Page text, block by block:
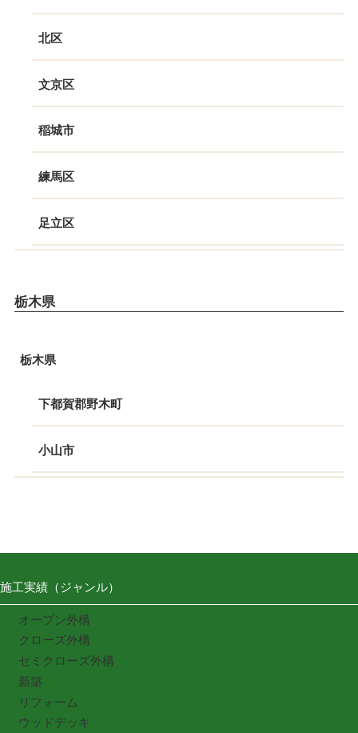
北区
文京区
稲城市
練馬区
足立区
栃木県
栃木県
下都賀郡野木町
小山市
施工実績（ジャンル）
オープン外構
クローズ外構
セミクローズ外構
新築
リフォーム
ウッドデッキ